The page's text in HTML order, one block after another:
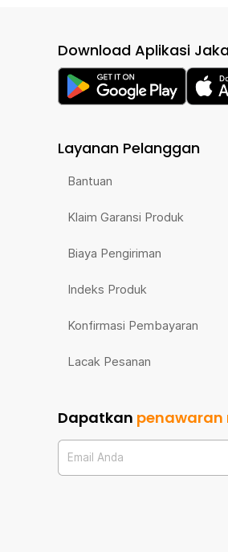
Download Aplikasi
Layanan Pelanggan
Bantuan
Klaim Garansi Produk
Biaya Pengiriman
Indeks Produk
Konfirmasi Pembayaran
Lacak Pesanan
Dapatkan penawaran
Email Anda